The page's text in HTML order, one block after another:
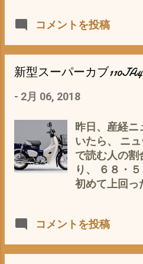
ノ 電熱ヒー
る 有るじゃ
👇これよ (ミ
ングウエア
32JC6656[メ
ーションがあ
こと、 なの
電熱 ベスト
てなキーワ
よ、イロイロ
兼用 バッテ
に利用するヤ
では、 マフ
な役割が有
温・高圧の「
く大きな音（
構造を通し
の効率化】
い」を利用し
る役割（「
その反動勢い
が、勢いが弱
触媒＋二次エ
コメントを投稿
新型スーパーカブ
- 2月 06, 2018
昨日、産経
いたら、 ニ
で読む人の割
り、 ６８・
初めて上回っ
た。 ソース元
ents/news/
コメントを投稿